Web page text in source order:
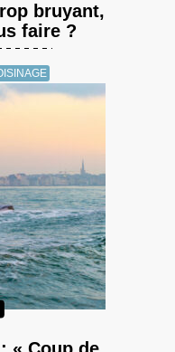
bruyant,
faire ?